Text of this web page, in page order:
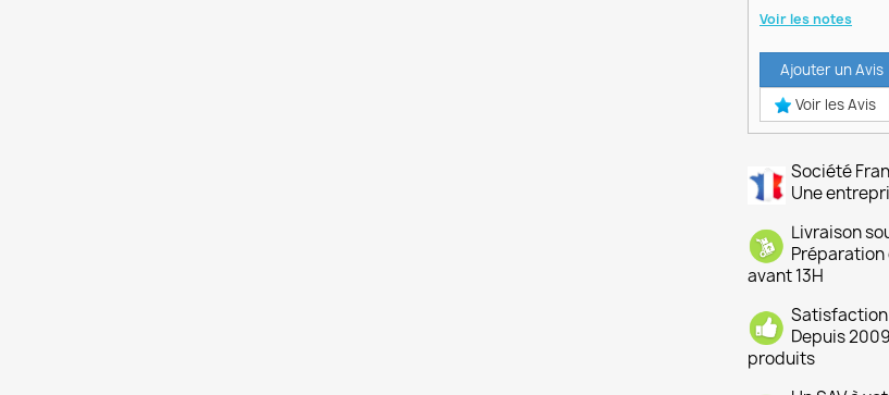
Voir les notes
Ajouter un Avis
Voir les Avis
Société
Une
Livraison
Préparation
avant 13H
Depuis
produits